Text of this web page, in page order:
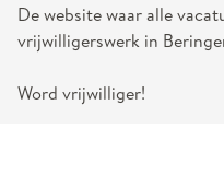
De website waar alle
vrijwilligerswerk in
Word vrijwilliger!